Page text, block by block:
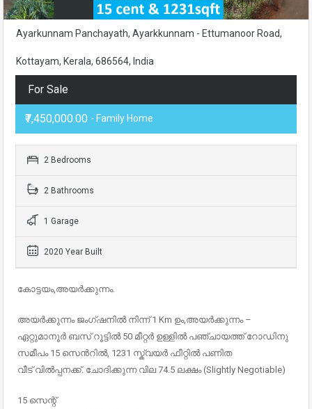
Ayarkunnam Panchayath, Ayarkkunnam - Ettumanoor Road,
Kottayam, Kerala, 686564, India
For Sale
₹7,450,000.00 - Family Home
2 Bedrooms
2 Bathrooms
1 Garage
2020 Year Built
കോട്ടയം,അയർക്കുന്നം.
അയർക്കുന്നം ജംഗ്ഷനിൽ നിന്ന് 1 Km ഉം,അയർക്കുന്നം –
ഏറ്റുമാനൂർ ബസ് റൂട്ടിൽ 50 മീറ്റർ ഉള്ളിൽ പഞ്ചായത്ത് റോഡിനു
സമീപം 15 സെൻറിൽ, 1231 സ്ക്വയർ ഫീറ്റിൽ പണിത
വീട് വിൽപ്പനക്ക്. ചോദിക്കുന്ന വില 74.5 ലക്ഷം (Slightly Negotiable)
15 സെന്റ്